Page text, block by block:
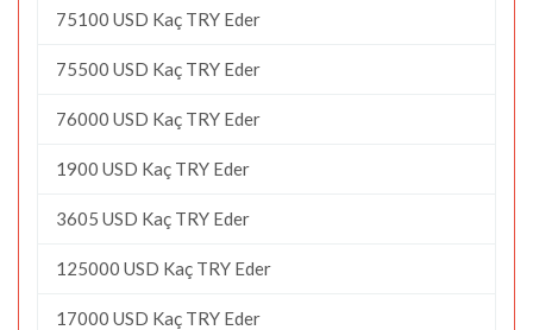
75100 USD Kaç TRY Eder
75500 USD Kaç TRY Eder
76000 USD Kaç TRY Eder
1900 USD Kaç TRY Eder
3605 USD Kaç TRY Eder
125000 USD Kaç TRY Eder
17000 USD Kaç TRY Eder